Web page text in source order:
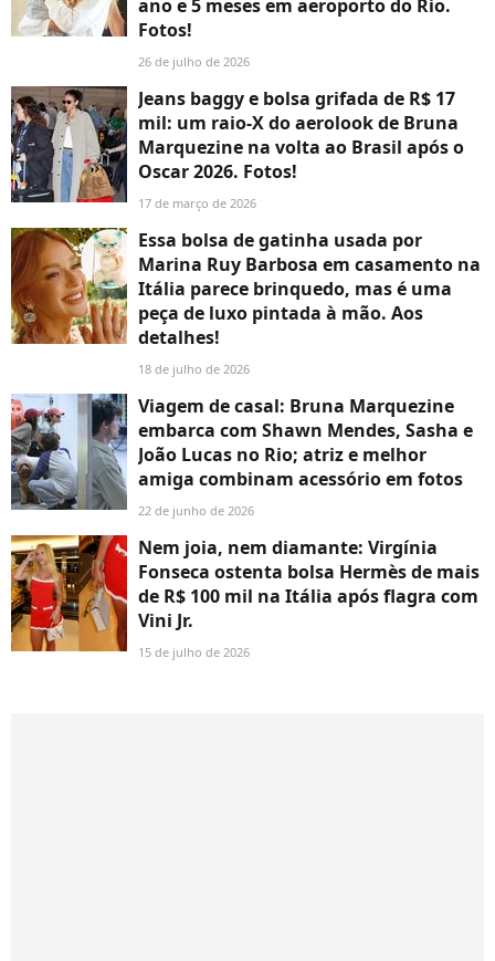
ano e 5 meses em aeroporto do Rio.
Fotos!
26 de julho de 2026
Jeans baggy e bolsa grifada de R$ 17
mil: um raio-X do aerolook de Bruna
Marquezine na volta ao Brasil após o
Oscar 2026. Fotos!
17 de março de 2026
Essa bolsa de gatinha usada por
Marina Ruy Barbosa em casamento na
Itália parece brinquedo, mas é uma
peça de luxo pintada à mão. Aos
detalhes!
18 de julho de 2026
Viagem de casal: Bruna Marquezine
embarca com Shawn Mendes, Sasha e
João Lucas no Rio; atriz e melhor
amiga combinam acessório em fotos
22 de junho de 2026
Nem joia, nem diamante: Virgínia
Fonseca ostenta bolsa Hermès de mais
de R$ 100 mil na Itália após flagra com
Vini Jr.
15 de julho de 2026